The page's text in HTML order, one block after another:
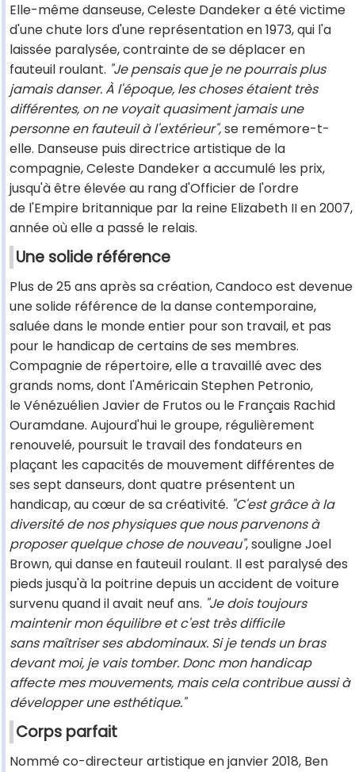
Elle-même danseuse, Celeste Dandeker a été victime
d'une chute lors d'une représentation en 1973, qui l'a
laissée paralysée, contrainte de se déplacer en
fauteuil roulant. "Je pensais que je ne pourrais plus
jamais danser. À l'époque, les choses étaient très
différentes, on ne voyait quasiment jamais une
personne en fauteuil à l'extérieur",se remémore-t-
elle. Danseuse puis directrice artistique de la
compagnie, Celeste Dandeker a accumulé les prix,
jusqu'à être élevée au rang d'Officier de l'ordre
de l'Empire britannique par la reine Elizabeth II en 2007,
année où elle a passé le relais.
Une solide référence
Plus de 25 ans après sa création, Candoco est devenue
une solide référence de la danse contemporaine,
saluée dans le monde entier pour son travail, et pas
pour le handicap de certains de ses membres.
Compagnie de répertoire, elle a travaillé avec des
grands noms, dont l'Américain Stephen Petronio,
le Vénézuélien Javier de Frutos ou le Français Rachid
Ouramdane. Aujourd'hui le groupe, régulièrement
renouvelé, poursuit le travail des fondateurs en
plaçant les capacités de mouvement différentes de
ses sept danseurs, dont quatre présentent un
handicap, au cœur de sa créativité. "C'est grâce à la
diversité de nos physiques que nous parvenons à
proposer quelque chose de nouveau", souligne Joel
Brown, qui danse en fauteuil roulant. Il est paralysé des
pieds jusqu'à la poitrine depuis un accident de voiture
survenu quand il avait neuf ans. "Je dois toujours
maintenir mon équilibre et c'est très difficile
sans maîtriser ses abdominaux. Si je tends un bras
devant moi, je vais tomber. Donc mon handicap
affecte mes mouvements, mais cela contribue aussi à
développer une esthétique."
Corps parfait
Nommé co-directeur artistique en janvier 2018, Ben